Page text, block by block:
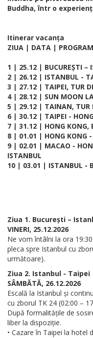
Buddha, într o
Itinerar vacanța
ZIUA | DATA | PROGRAM
1 | 25.12 | BUCUREȘTI –
2 | 26.12 | ISTANBUL -
3 | 27.12 | TAIPEI, TUR
4 | 28.12 | SUN MOON
5 | 29.12 | TAINAN, TUR
6 | 30.12 | TAIPEI -
7 | 31.12 | HONG KONG,
8 | 01.01 | HONG KONG -
9 | 02.01 | MACAO -
ISTANBUL
10 | 03.01 | ISTANBUL -
Ziua 1. București –
VINERI, 25.12.2026
Ne vom întâlni la ora
pleca spre Istanbul cu
următoare).
Ziua 2. Istanbul - Taipei
SÂMBĂTĂ, 26.12.2026
Escală la Istanbul și
cu zborul TK 24 (02:00 –
După formalitățile de
liber la dispoziție.
• Cazare în Taipei la hotel